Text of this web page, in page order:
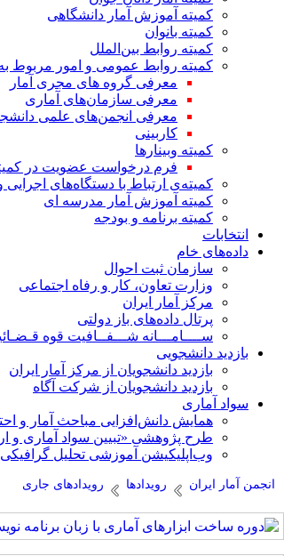
کمیته آموزش آمار دانشگاهی
کمیته بانوان
کمیته روابط بین‌الملل
کمیته روابط عمومی و امور مربوط
معرفی گروه های مجری آمار
معرفی سازمان‌های آماری
معرفی انجمن‌های علمی
کاربینی
کمیته وبینارها
فرم درخواست عضویت در کمیته
کمیته‌ی ارتباط با دستگاه‌های
کمیته آموزش آمار مدرسه ای
کمیته برنامه و بودجه
انتخابات
داده‌های خام
سازمان ثبت احوال
وزارت تعاون، کار و رفاه اجتماعی
مرکز آمار ایران
پرتال داده‌های باز دولتی
ســــامـــانه شـــفــافیت قوه
بازدید دانشجویی
بازدید دانشجویان از مرکز آمار ایران
بازدید دانشجویان از شرکت آگاه
سواد آماری
همایش دانش‌افزایی مباحث آمار و
طرح پژوهشی «تبیین سواد آماری و
وب‌اپلیکیشن آموزشی تحلیل گرافیکی
انجمن آمار ایران رویدادها رویدادهای جاری